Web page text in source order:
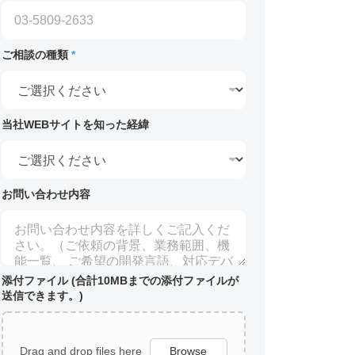
ご相談の種類 *
当社WEBサイトを知った経緯
お問い合わせ内容
添付ファイル (合計10MBまでの添付ファイルが
送信できます。)
Drag and drop files here
Browse